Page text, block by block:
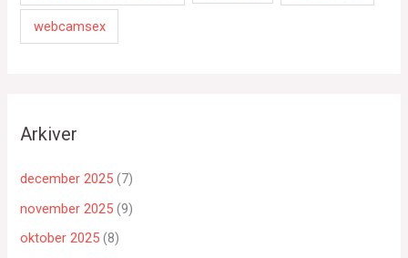
webcamsex
Arkiver
december 2025 (7)
november 2025 (9)
oktober 2025 (8)